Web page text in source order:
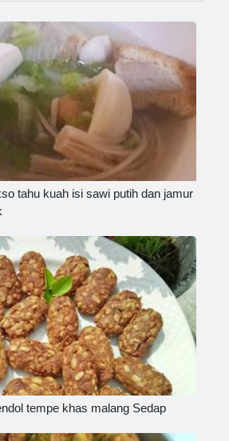
tahu kuah isi sawi putih dan jamur
tempe khas malang Sedap